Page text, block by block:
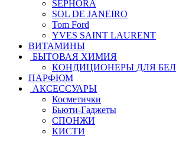
SEPHORA
SOL DE JANEIRO
Tom Ford
YVES SAINT LAURENT
ВИТАМИНЫ
БЫТОВАЯ ХИМИЯ
КОНДИЦИОНЕРЫ ДЛЯ
ПАРФЮМ
АКСЕССУАРЫ
Косметички
Бьюти-Гаджеты
СПОНЖИ
КИСТИ